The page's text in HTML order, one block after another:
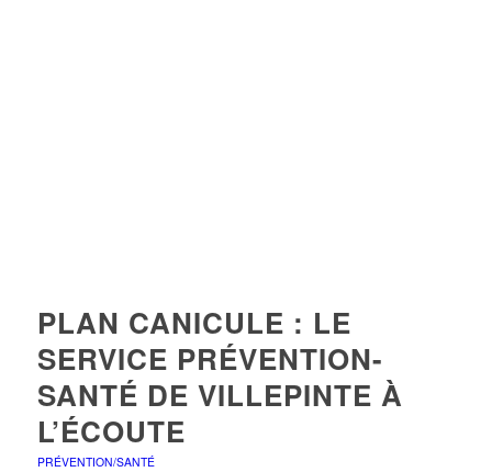
PLAN CANICULE : LE
SERVICE PRÉVENTION-
SANTÉ DE VILLEPINTE À
L’ÉCOUTE
PRÉVENTION/SANTÉ